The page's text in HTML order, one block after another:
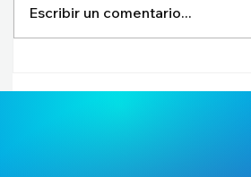
CORAZÓN DE BRASIL! Bilibili
Escribir un comentario...